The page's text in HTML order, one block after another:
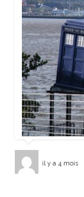
il y a 4 mois